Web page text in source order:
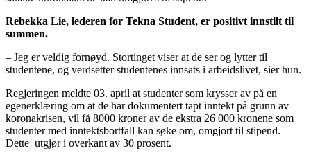
Rebekka Lie, lederen for Tekna Student, er positivt innstilt til
summen.
– Jeg er veldig fornøyd. Stortinget viser at de ser og lytter til
studentene, og verdsetter studentenes innsats i arbeidslivet, sier hun.
Regjeringen meldte 03. april at studenter som krysser av på en
egenerklæring om at de har dokumentert tapt inntekt på grunn av
koronakrisen, vil få 8000 kroner av de ekstra 26 000 kronene som
studenter med inntektsbortfall kan søke om, omgjort til stipend.
Dette utgjør i overkant av 30 prosent.